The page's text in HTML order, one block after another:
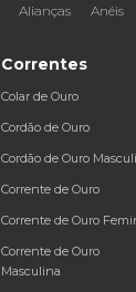
Alianças Anéis
Correntes
Colar de Ouro
Cordão de Ouro
Cordão de Ouro
Corrente de Ouro
Corrente de Ouro
Corrente de Ouro
Masculina